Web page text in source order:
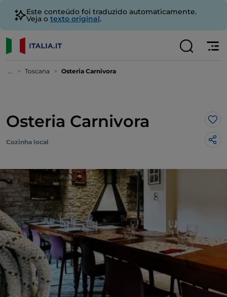
Este conteúdo foi traduzido automaticamente.
Veja o texto original.
... Toscana Osteria Carnivora
Osteria Carnivora
Cozinha local